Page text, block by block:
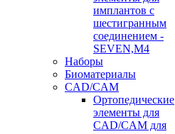
имплантов с
шестигранным
соединением -
SEVEN,M4
Наборы
Биоматериалы
CAD/CAM
Ортопедические
элементы для
CAD/CAM для